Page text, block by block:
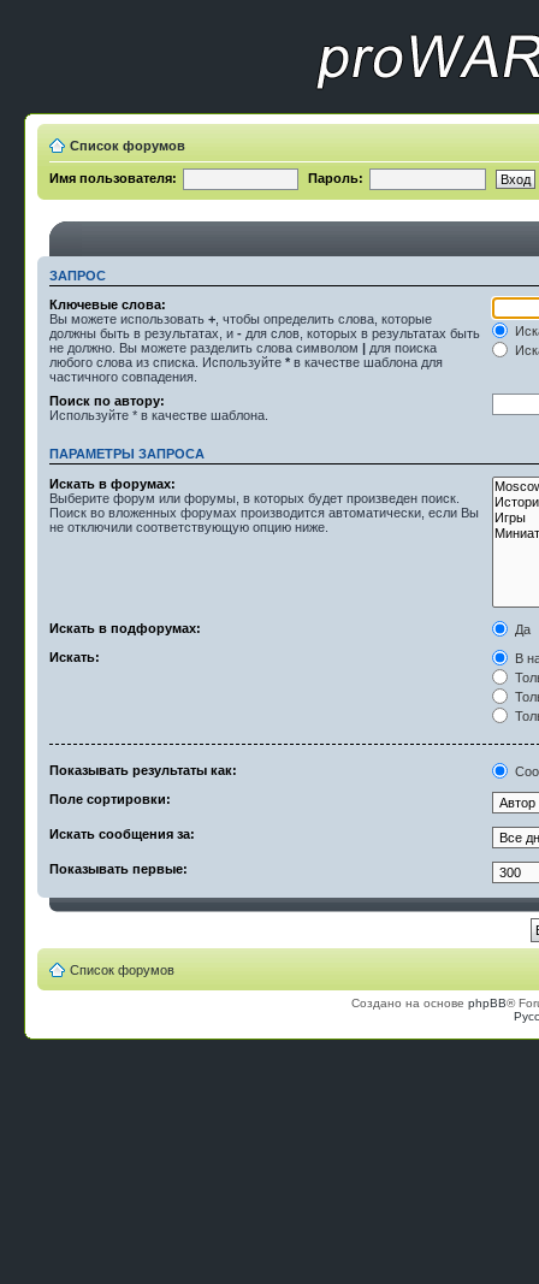
Список форумов
Имя пользователя: Пароль:
ЗАПРОС
Ключевые слова:
Вы можете использовать + , чтобы определить слова, которые
должны быть в результатах, и - для слов, которых в результатах быть
не должно. Вы можете разделить слова символом | для поиска
любого слова из списка. Используйте * в качестве шаблона для
частичного совпадения.
Поиск по автору:
Используйте * в качестве шаблона.
ПАРАМЕТРЫ ЗАПРОСА
Искать в форумах:
Выберите форум или форумы, в которых будет произведен поиск.
Поиск во вложенных форумах производится автоматически, если Вы
не отключили соответствующую опцию ниже.
Искать в подфорумах:
Да
Искать:
В
Показывать результаты как:
Поле сортировки:
Искать сообщения за:
Показывать первые:
Список форумов
Создано на основе phpBB®